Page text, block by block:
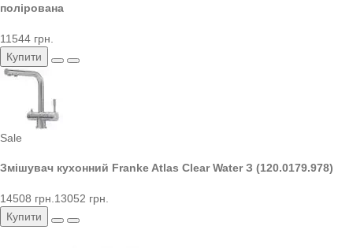
полірована
11544 грн.
Купити
Sale
Змішувач кухонний Franke Atlas Clear Water З (120.0179.978)
14508 грн. 13052 грн.
Купити